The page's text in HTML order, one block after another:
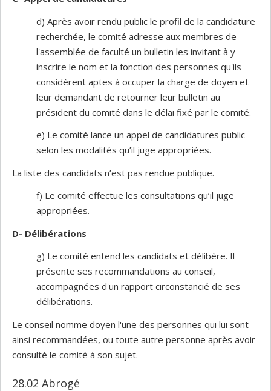
d) Après avoir rendu public le profil de la candidature
recherchée, le comité adresse aux membres de
l'assemblée de faculté un bulletin les invitant à y
inscrire le nom et la fonction des personnes qu'ils
considèrent aptes à occuper la charge de doyen et
leur demandant de retourner leur bulletin au
président du comité dans le délai fixé par le comité.
e) Le comité lance un appel de candidatures public
selon les modalités qu’il juge appropriées.
La liste des candidats n’est pas rendue publique.
f) Le comité effectue les consultations qu’il juge
appropriées.
D- Délibérations
g) Le comité entend les candidats et délibère. Il
présente ses recommandations au conseil,
accompagnées d'un rapport circonstancié de ses
délibérations.
Le conseil nomme doyen l'une des personnes qui lui sont
ainsi recommandées, ou toute autre personne après avoir
consulté le comité à son sujet.
28.02 Abrogé